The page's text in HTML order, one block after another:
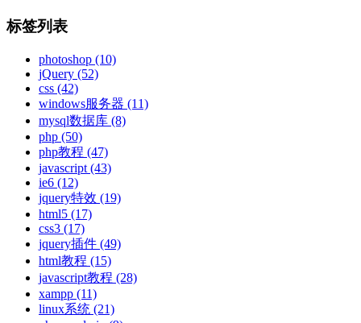
标签列表
photoshop (10)
jQuery (52)
css (42)
windows服务器 (11)
mysql数据库 (8)
php (50)
php教程 (47)
javascript (43)
ie6 (12)
jquery特效 (19)
html5 (17)
css3 (17)
jquery插件 (49)
html教程 (15)
javascript教程 (28)
xampp (11)
linux系统 (21)